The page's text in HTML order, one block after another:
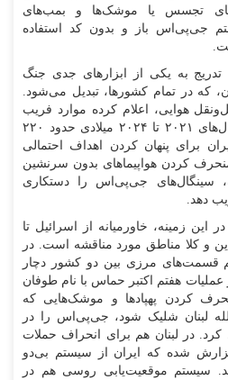
تجسس یا موشک‌ها و بمب‌های
جی‌پی‌اس باز و بدون کد استفاده
به یکی از ابزارهای جدی جنگ
که در تمام کشورها، تبدیل می‌شود.
هوایی، اعلام کرده موارد فریب
جی‌پی‌اس یا پارازیت در سال‌های ۲۰۲۱ تا ۲۰۲۴ میلادی حدود ۲۲۰
برای پنهان کردن اهداف احتمالی
کردن هواپیماهای بدون سرنشین
سینگال‌های جی‌پی‌اس را دستکاری
دهد.
زمینه، خاورمیانه از اسرائیل تا
و کلا مناطق مورد مناقشه است. در
قسمت‌های مرزی بین دو کشور دچار
هفتم اکتبر حماس با نام طوفان
کردن پهپادها و موشک‌هایی که
لبنان شلیک شود، جی‌پی‌اس را در
در لبنان هم برای انحراف حملات
گزارش شده که ایران از سیستم بی‌دو
سیستم موقعیت‌یابی روسی هم در